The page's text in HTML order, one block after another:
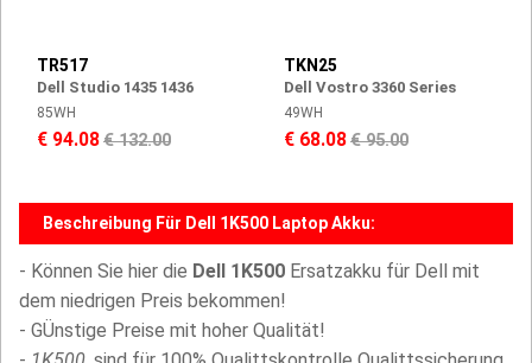
TR517
Dell Studio 1435 1436
85WH
€ 94.08€ 132.00
TKN25
Dell Vostro 3360 Series
49WH
€ 68.08€ 95.00
Beschreibung Für Dell 1K500 Laptop Akku:
- Können Sie hier die Dell 1K500 Ersatzakku für Dell mit
dem niedrigen Preis bekommen!
- GÜnstige Preise mit hoher Qualität!